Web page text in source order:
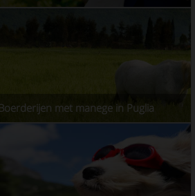
Boerderijen met manege in Puglia